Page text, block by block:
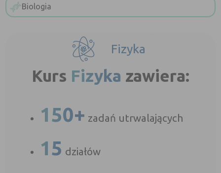
Biologia
Fizyka
Kurs Fizyka zawiera:
150+ zadań utrwalających
15 działów